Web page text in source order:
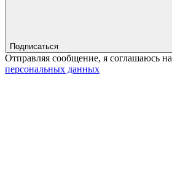
Подписаться
Отправляя сообщение, я соглашаюсь на
персональных данных